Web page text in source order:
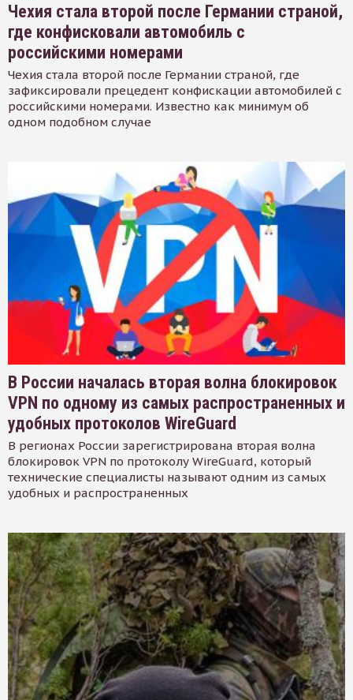
Чехия стала второй после Германии страной,
где конфисковали автомобиль с
российскими номерами
Чехия стала второй после Германии страной, где
зафиксировали прецедент конфискации автомобилей с
российскими номерами. Известно как минимум об
одном подобном случае
В России началась вторая волна блокировок
VPN по одному из самых распространенных и
удобных протоколов WireGuard
В регионах России зарегистрирована вторая волна
блокировок VPN по протоколу WireGuard, который
технические специалисты называют одним из самых
удобных и распространенных